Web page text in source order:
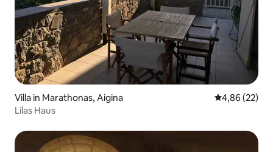
Villa in Marathonas, Aigina
4,86 (22)
Lilas Haus